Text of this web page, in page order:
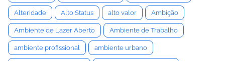
Alteridade Alto Status alto valor Ambição
Ambiente de Lazer Aberto Ambiente de Trabalho
ambiente profissional ambiente urbano